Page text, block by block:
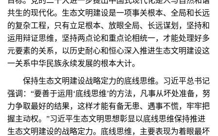
共生的现代化。生态文明建设是一项事关根本、全局和长远
的复杂工程，只有立足根本、放眼全局、长远谋划，坚持和
运用辩证思维，坚持两点论和重点论相统一，才能处理好多
元要素的关系，以历史耐心和恒心深入推进生态文明建设这
一关系中华民族永续发展的根本大计。
保持生态文明建设战略定力的底线思维。习近平总书记
强调：“要善于运用‘底线思维’的方法，凡事从坏处准备，努
力争取最好的结果，这样才能有备无患、遇事不慌，牢牢把
握主动权。”习近平生态文明思想彰显以底线思维保持推进
生态文明建设的战略定力。底线思维，主要表现为着眼最坏